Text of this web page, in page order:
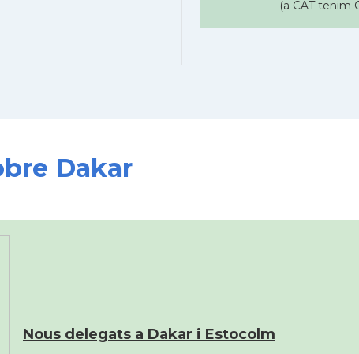
(a CAT tenim
Dakar
Nous delegats a Dakar i Estocolm